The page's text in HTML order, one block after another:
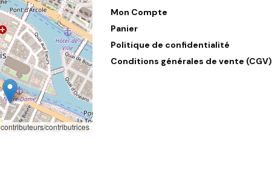
contributeurs/contributrices
Mon Compte
Panier
Politique de confidentialité
Conditions générales de vente (CGV)